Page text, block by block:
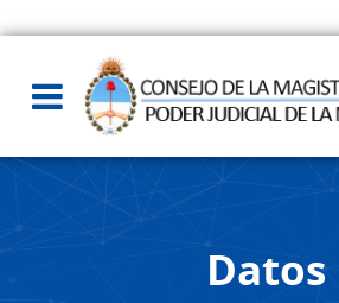
Datos